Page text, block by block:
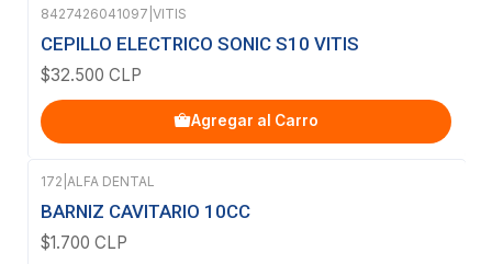
8427426041097 VITIS
CEPILLO ELECTRICO SONIC S10 VITIS
$32.500 CLP
Agregar al Carro
172 ALFA DENTAL
BARNIZ CAVITARIO 10CC
$1.700 CLP